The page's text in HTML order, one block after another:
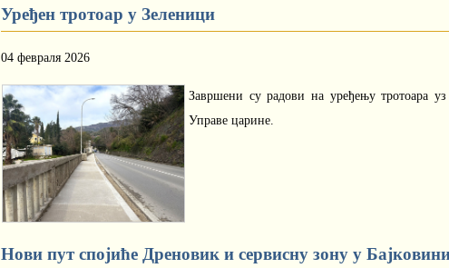
Уређен тротоар у Зеленици
04 февраля 2026
Завршени су радови на уређењу тротоара
Управе царине.
Нови пут спојиће Дреновик и сервисну зону у